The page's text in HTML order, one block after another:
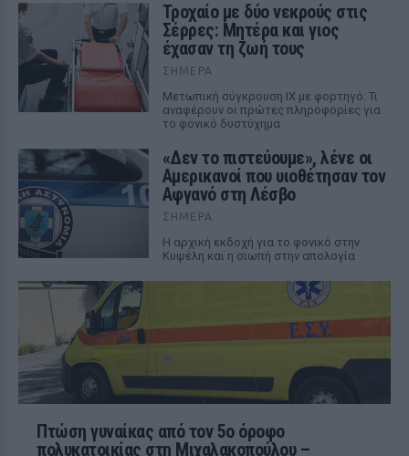
Τροχαίο με δύο νεκρούς στις
Σέρρες: Μητέρα και γιος
έχασαν τη ζωή τους
ΣΉΜΕΡΑ
Μετωπική σύγκρουση ΙΧ με φορτηγό: Τι
αναφέρουν οι πρώτες πληροφορίες για
το φονικό δυστύχημα
«Δεν το πιστεύουμε», λένε οι
Αμερικανοί που υιοθέτησαν τον
Αφγανό στη Λέσβο
ΣΉΜΕΡΑ
Η αρχική εκδοχή για το φονικό στην
Κυψέλη και η σιωπή στην απολογία
Πτώση γυναίκας από τον 5ο όροφο
πολυκατοικίας στη Μιχαλακοπούλου –